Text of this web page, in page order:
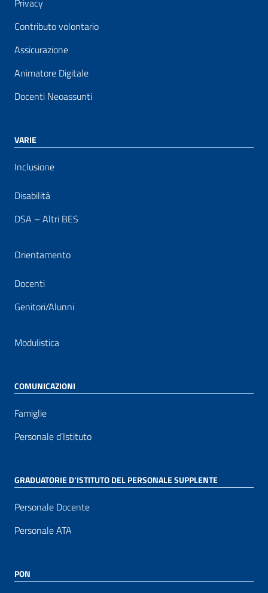
Privacy
Contributo volontario
Assicurazione
Animatore Digitale
Docenti Neoassunti
VARIE
Inclusione
Disabilità
DSA – Altri BES
Orientamento
Docenti
Genitori/Alunni
Modulistica
COMUNICAZIONI
Famiglie
Personale d’Istituto
GRADUATORIE D’ISTITUTO DEL PERSONALE SUPPLENTE
Personale Docente
Personale ATA
PON